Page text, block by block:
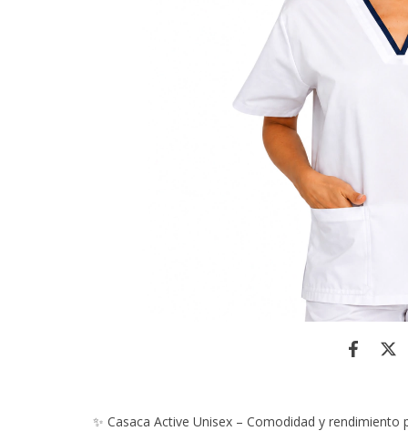
✨ Casaca Active Unisex – Comodidad y rendimiento